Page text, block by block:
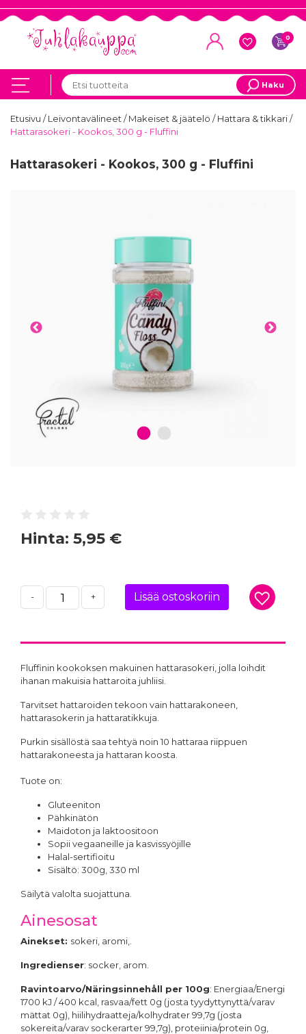
0
Haku
Etusivu /Leivontavälineet/Makeiset & jäätelö /Hattara & tikkari/
Hattarasokeri - Kookos, 300 g - Fluffini
Hattarasokeri - Kookos, 300 g - Fluffini
1 2
Hinta: 5,95 €
- + Lisää ostoskoriin
Fluffinin kookoksen makuinen hattarasokeri, jolla loihdit
ihanan makuisia hattaroita juhliisi.
Tarvitset hattaroiden tekoon vain hattarakoneen,
hattarasokerin ja hattaratikkuja.
Purkin sisällöstä saa tehtyä noin 10 hattaraa riippuen
hattarakoneesta ja hattaran koosta.
Tuote on:
Gluteeniton
Pähkinätön
Maidoton ja laktoositoon
Sopii vegaaneille ja kasvissyöjille
Halal-sertifioitu
Sisältö: 300g, 330 ml
Säilytä valolta suojattuna.
Ainesosat
Ainekset: sokeri, aromi,.
Ingredienser: socker, arom.
Ravintoarvo/Näringsinnehåll per 100g: Energiaa/Energi
1700 kJ / 400 kcal, rasvaa/fett 0g (josta tyydyttynyttä/varav
mättat 0g), hiilihydraatteja/kolhydrater 99,7g (josta
sokereita/varav sockerarter 99,7g), proteiinia/protein 0g,